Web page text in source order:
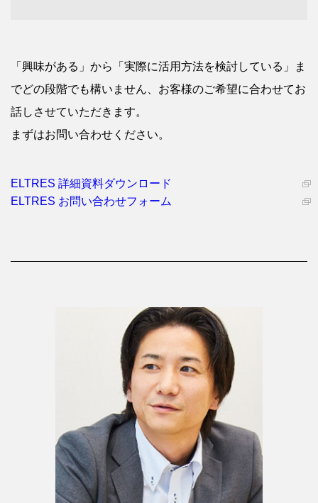
「興味がある」から「実際に活用方法を検討している」ま
でどの段階でも構いません、お客様のご希望に合わせてお
話しさせていただきます。
まずはお問い合わせください。
ELTRES 詳細資料ダウンロード
ELTRES お問い合わせフォーム